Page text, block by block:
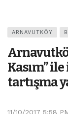
ARNAVUTKÖY
Kasım”
tartışma
11/10/2017 5:58